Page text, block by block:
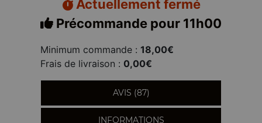
Actuellement fermé
Précommande pour 11h00
Minimum commande : 18,00€
Frais de livraison : 0,00€
AVIS (87)
INFORMATIONS